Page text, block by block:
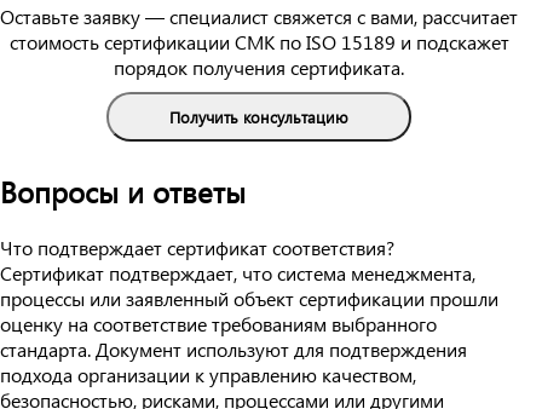
Оставьте заявку — специалист свяжется с вами, рассчитает
стоимость сертификации СМК по ISO 15189 и подскажет
порядок получения сертификата.
Получить консультацию
Вопросы и ответы
Что подтверждает сертификат соответствия?
Сертификат подтверждает, что система менеджмента,
процессы или заявленный объект сертификации прошли
оценку на соответствие требованиям выбранного
стандарта. Документ используют для подтверждения
подхода организации к управлению качеством,
безопасностью, рисками, процессами или другими